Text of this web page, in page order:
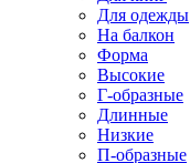
Для одежды
На балкон
Форма
Высокие
Г-образные
Длинные
Низкие
П-образные